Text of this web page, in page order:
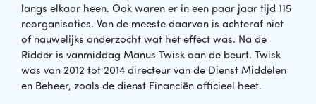
langs elkaar heen. Ook waren er in een paar jaar tijd 115
reorganisaties. Van de meeste daarvan is achteraf niet
of nauwelijks onderzocht wat het effect was. Na de
Ridder is vanmiddag Manus Twisk aan de beurt. Twisk
was van 2012 tot 2014 directeur van de Dienst Middelen
en Beheer, zoals de dienst Financiën officieel heet.